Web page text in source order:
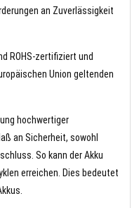
an Zuverlässigkeit
ROHS-zertifiziert und
Union geltenden
hochwertiger
an Sicherheit, sowohl
So kann der Akku
erreichen. Dies bedeutet